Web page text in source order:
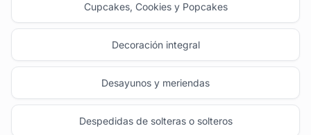
Cupcakes, Cookies y Popcakes
Decoración integral
Desayunos y meriendas
Despedidas de solteras o solteros